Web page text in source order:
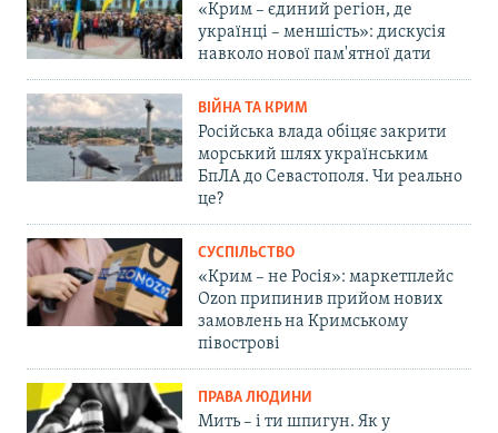
«Крим – єдиний регіон, де
українці – меншість»: дискусія
навколо нової пам'ятної дати
ВІЙНА ТА КРИМ
Російська влада обіцяє закрити
морський шлях українським
БпЛА до Севастополя. Чи реально
це?
СУСПІЛЬСТВО
«Крим – не Росія»: маркетплейс
Ozon припинив прийом нових
замовлень на Кримському
півострові
ПРАВА ЛЮДИНИ
Мить – і ти шпигун. Як у